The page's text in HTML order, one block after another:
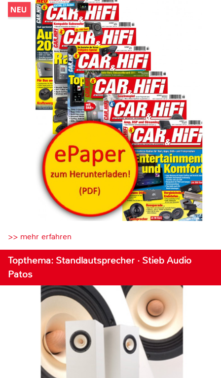
>> mehr erfahren
Topthema: Standlautsprecher · Stieb Audio
Patos